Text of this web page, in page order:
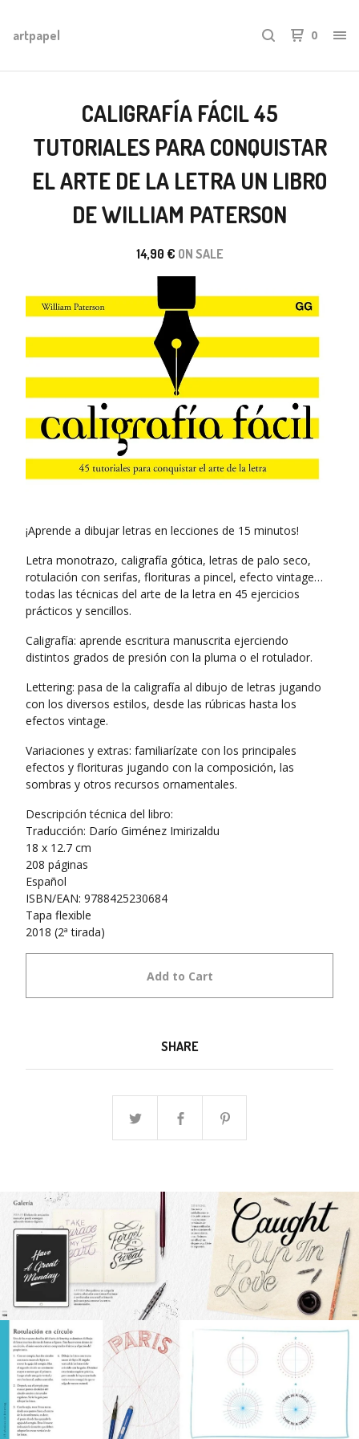
artpapel 0
CALIGRAFÍA FÁCIL 45
TUTORIALES PARA CONQUISTAR
EL ARTE DE LA LETRA UN LIBRO
DE WILLIAM PATERSON
14,90 € ON SALE
¡Aprende a dibujar letras en lecciones de 15 minutos!
Letra monotrazo, caligrafía gótica, letras de palo seco,
rotulación con serifas, florituras a pincel, efecto vintage…
todas las técnicas del arte de la letra en 45 ejercicios
prácticos y sencillos.
Caligrafía: aprende escritura manuscrita ejerciendo
distintos grados de presión con la pluma o el rotulador.
Lettering: pasa de la caligrafía al dibujo de letras jugando
con los diversos estilos, desde las rúbricas hasta los
efectos vintage.
Variaciones y extras: familiarízate con los principales
efectos y florituras jugando con la composición, las
sombras y otros recursos ornamentales.
Descripción técnica del libro:
Traducción: Darío Giménez Imirizaldu
18 x 12.7 cm
208 páginas
Español
ISBN/EAN: 9788425230684
Tapa flexible
2018 (2ª tirada)
Add to Cart
SHARE